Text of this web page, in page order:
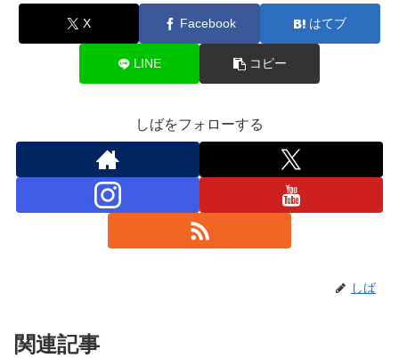
X Facebook はてブ
LINE コピー
しばをフォローする
しば
関連記事